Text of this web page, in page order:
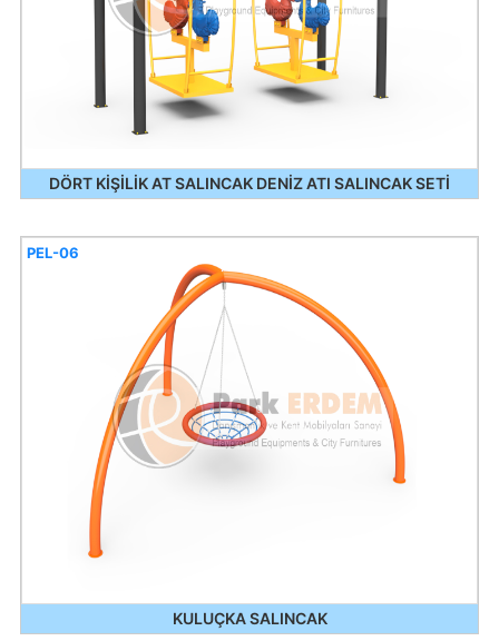
DÖRT KİŞİLİK AT SALINCAK DENİZ ATI SALINCAK SETİ
KULUÇKA SALINCAK
PEL-06